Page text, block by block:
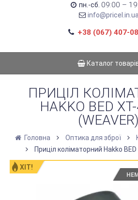
пн.-сб. 09:00 –
info@pricel.in.ua
+38 (067) 407-
Каталог
ПРИЦІЛ
HAKKO BED
(WEAVER)
Головна Оптика для зброї
Приціл коліматорний Hakko
ХІТ!